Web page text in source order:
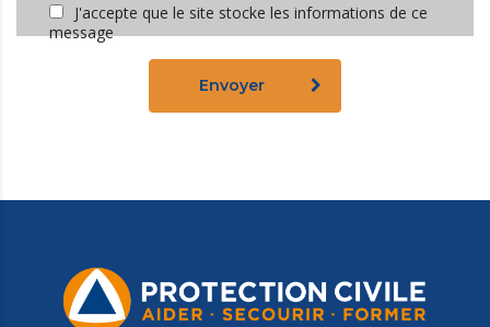
J'accepte que le site stocke les informations de ce
message
Envoyer